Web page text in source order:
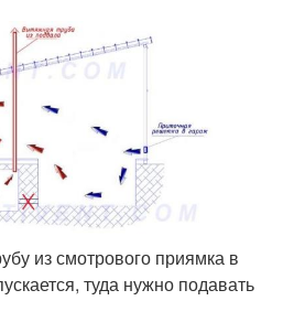
из смотрового приямка в
туда нужно подавать